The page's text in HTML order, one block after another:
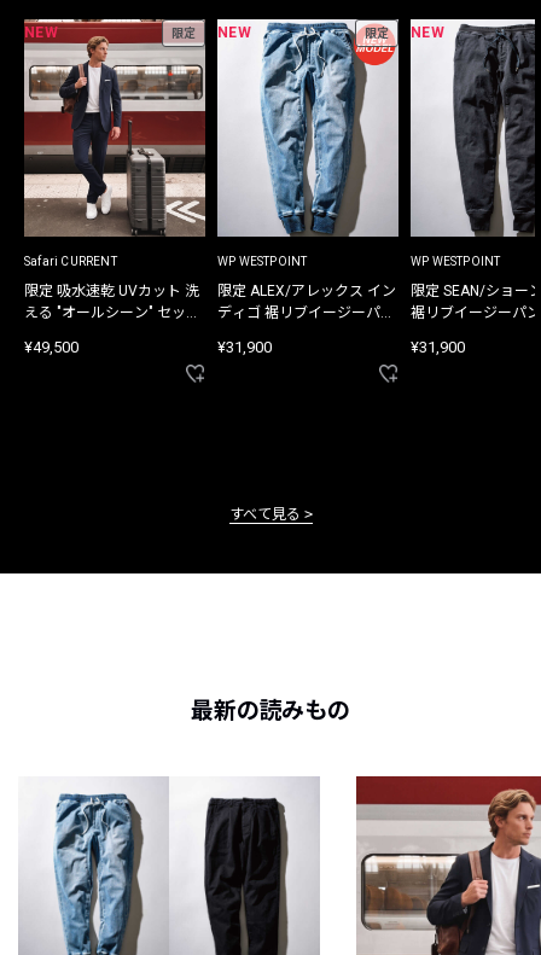
NEW 限定
Safari CURRENT
限定 吸水速乾 UVカット 洗
える "オールシーン" セット
¥49,500
NEW 限定
WP WESTPOINT
限定 ALEX/アレックス イン
ディゴ 裾リブイージーパン
¥31,900
NEW
WP WESTPOINT
限定 SEAN/ショー
裾リブイージーパ
¥31,900
すべて見る
最新の読みもの